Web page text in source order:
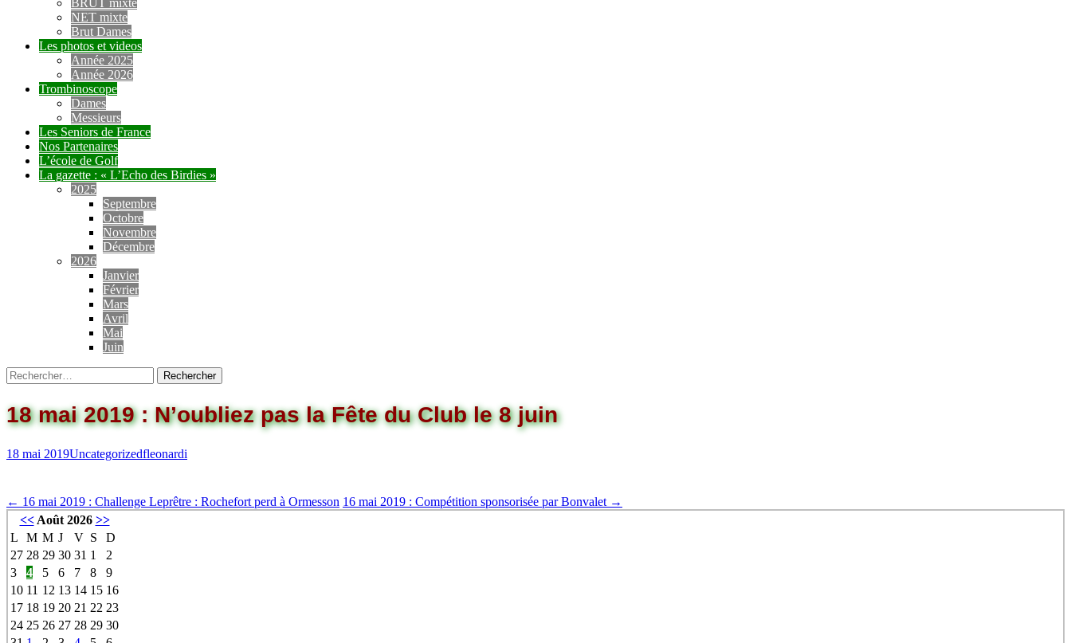
BRUT mixte
NET mixte
Brut Dames
Les photos et videos
Année 2025
Année 2026
Trombinoscope
Dames
Messieurs
Les Seniors de France
Nos Partenaires
L’école de Golf
La gazette : « L’Echo des Birdies »
2025
Septembre
Octobre
Novembre
Décembre
2026
Janvier
Février
Mars
Avril
Mai
Juin
Rechercher :
18 mai 2019 : N’oubliez pas la Fête du Club le 8 juin
18 mai 2019Uncategorizedfleonardi
Navigation
des
articles
← 16 mai 2019 : Challenge Leprêtre : Rochefort perd à Ormesson 16 mai 2019 : Compétition sponsorisée par Bonvalet →
<<Août 2026 >>
L
M M J V S
D
27 28 29 30 31 1
2
3
4 5 6 7 8
9
10 11 12 13 14 15 16
17 18 19 20 21 22 23
24 25 26 27 28 29 30